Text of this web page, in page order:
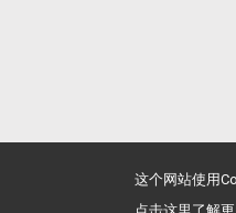
这个网站使用